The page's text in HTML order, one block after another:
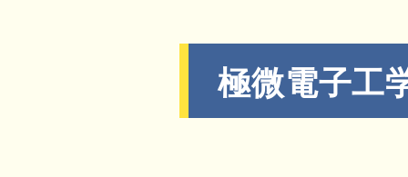
極微電子工